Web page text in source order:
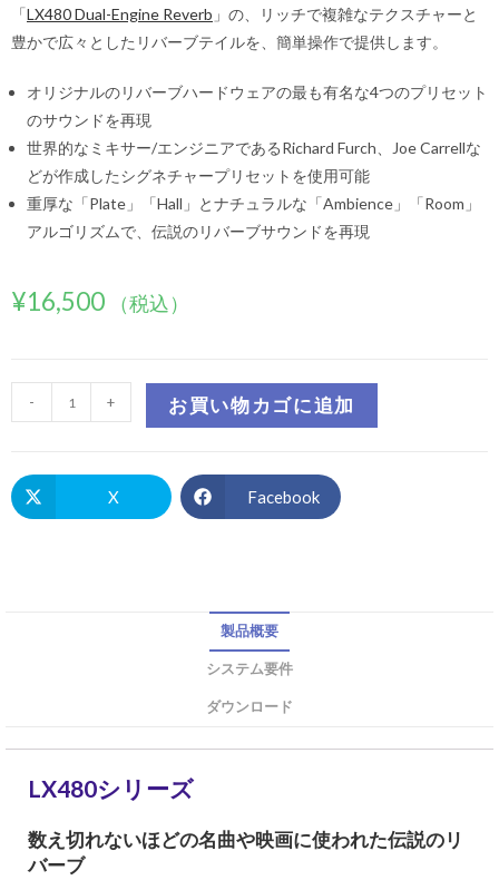
「LX480 Dual-Engine Reverb 」の、リッチで複雑なテクスチャーと
豊かで広々としたリバーブテイルを、簡単操作で提供します。
オリジナルのリバーブハードウェアの最も有名な4つのプリセット
のサウンドを再現
世界的なミキサー/エンジニアであるRichard Furch、Joe Carrellな
どが作成したシグネチャープリセットを使用可能
重厚な「Plate」「Hall」とナチュラルな「Ambience」「Room」
アルゴリズムで、伝説のリバーブサウンドを再現
¥16,500 （税込）
- + お買い物カゴに追加
X Facebook
製品概要
システム要件
ダウンロード
LX480シリーズ
数え切れないほどの名曲や映画に使われた伝説のリ
バーブ